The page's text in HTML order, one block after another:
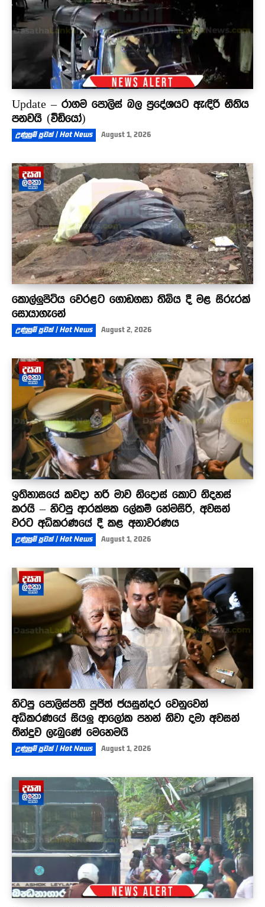
Update – රාගම පොලිස් බල ප්‍රදේශයට ඇඳිරි නීතිය
පනවයි (වීඩියෝ)
උණුසුම් පුවත් | Hot News August 1, 2026
කොල්ලුපිටිය වෙරළට ගොඩගසා තිබිය දී මළ සිරුරක්
සොයාගැනේ
උණුසුම් පුවත් | Hot News August 2, 2026
ඉතිහාසයේ කවදා හරි මාව නිදොස් කොට නිදහස්
කරයි – හිටපු ආරක්ෂක ලේකම් හේමසිරි, අවසන්
වරට අධිකරණයේ දී කළ අනාවරණය
උණුසුම් පුවත් | Hot News August 1, 2026
හිටපු පොලිස්පති පූජිත් ජයසුන්දර වෙනුවෙන්
අධිකරණයේ සියලු ආලෝක පහන් නිවා දමා අවසන්
තීන්දුව ලැබුණේ මෙහෙමයි
උණුසුම් පුවත් | Hot News August 1, 2026